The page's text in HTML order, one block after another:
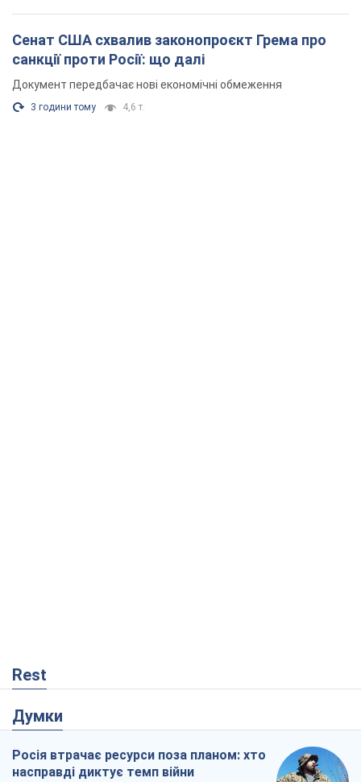
Сенат США схвалив законопроєкт Грема про
санкції проти Росії: що далі
Документ передбачає нові економічні обмеження
3 години тому 4,6 т.
Rest
Думки
Росія втрачає ресурси поза планом: хто
насправді диктує темп війни